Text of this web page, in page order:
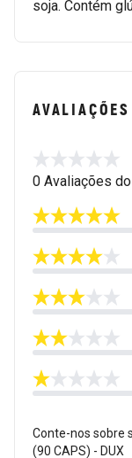
soja. Contém
AVALIAÇÕES
0 Avaliações
Conte-nos sobre
(90 CAPS) - DUX